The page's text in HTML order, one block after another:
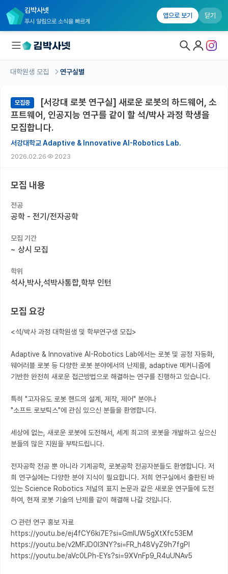
김박사넷
푸시 알림으로 소식을 빠르게
앱으로 보기 닫기
대학원생 모집 홈
기관별 모집 정보
연구실별 모집 정보
지역별 모집 정보
국내대학원 정보
커뮤니티
커리어
유학교육
이벤트
반도체 아카데미
재팬라운지 🌸
대학원생 모집 연구실별
모집중
[서강대 로봇 연구실] 새로운 로봇의 하드웨어, 소
프트웨어, 인공지능 연구를 같이 할 석/박사 과정 학생을
모집합니다.
서강대학교 Adaptive & Innovative AI-Robotics Lab.
2026.02.26 2023
모집 내용
전공
공학 - 전기/전자공학
모집 기간
~ 상시 모집
학위
석사,박사,석박사통합,학부 인턴
모집 요강
<석/박사 과정 대학원생 및 학부연구생 모집>
Adaptive & Innovative AI-Robotics Lab에서는 로봇 및 공정 자동화,
웨어러블 로봇 등 다양한 로봇 분야에서의 난제를, adaptive 메커니즘에
기반한 완전히 새로운 접근방법으로 해결하는 연구를 진행하고 있습니다.
특히 "고자유도 로봇 핸드의 설계, 제작, 제어" 분야나
"소프트 로보틱스"에 관심 있으신 분들을 환영합니다.
세상에 없는, 새로운 로봇에 도전해서, 세계 최고의 로봇을 개발하고 싶으신
분들의 많은 지원을 부탁드립니다.
전자공학 전공 뿐 아니라 기계공학, 로봇공학 전공자분들도 환영합니다. 저
희 연구실에는 다양한 분야 지식이 필요합니다. 저희 연구실에서 출판된 바
있는 Science Robotics 저널의 표지 논문과 같은 새로운 연구들에 도전
하여, 현재 로봇 기술의 난제를 같이 해결해 나갈 것입니다.
○ 관련 연구 홍보 자료
https://youtu.be/ej4fCY6ki7E?si=GmlUW5gXtXfc53EM
https://youtu.be/v2MFJD0l3NY?si=FR_h48VyZ9h7fgPl
https://youtu.be/aVc0LPh-EYs?si=9XVnFp9_R4uUNAv5